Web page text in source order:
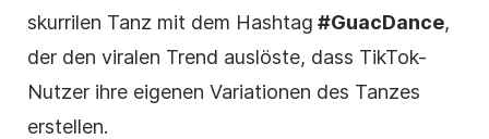
skurrilen Tanz mit dem Hashtag #GuacDance,
der den viralen Trend auslöste, dass TikTok-
Nutzer ihre eigenen Variationen des Tanzes
erstellen.